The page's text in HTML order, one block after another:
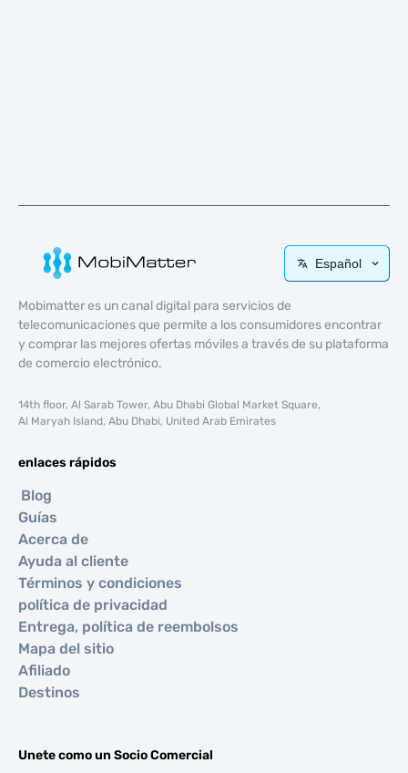
Español
Mobimatter es un canal digital para servicios de
telecomunicaciones que permite a los consumidores encontrar
y comprar las mejores ofertas móviles a través de su plataforma
de comercio electrónico.
14th floor, Al Sarab Tower, Abu Dhabi Global Market Square,
Al Maryah Island, Abu Dhabi, United Arab Emirates
enlaces rápidos
Blog
Guías
Acerca de
Ayuda al cliente
Términos y condiciones
política de privacidad
Entrega, política de reembolsos
Mapa del sitio
Afiliado
Destinos
Unete como un Socio Comercial